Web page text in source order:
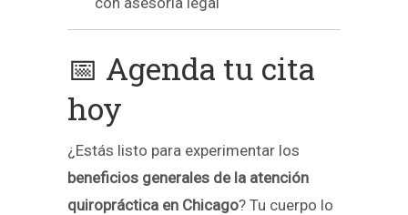
📅 Agenda tu cita
hoy
¿Estás listo para experimentar los
beneficios generales de la atención
quiropráctica en Chicago? Tu cuerpo lo